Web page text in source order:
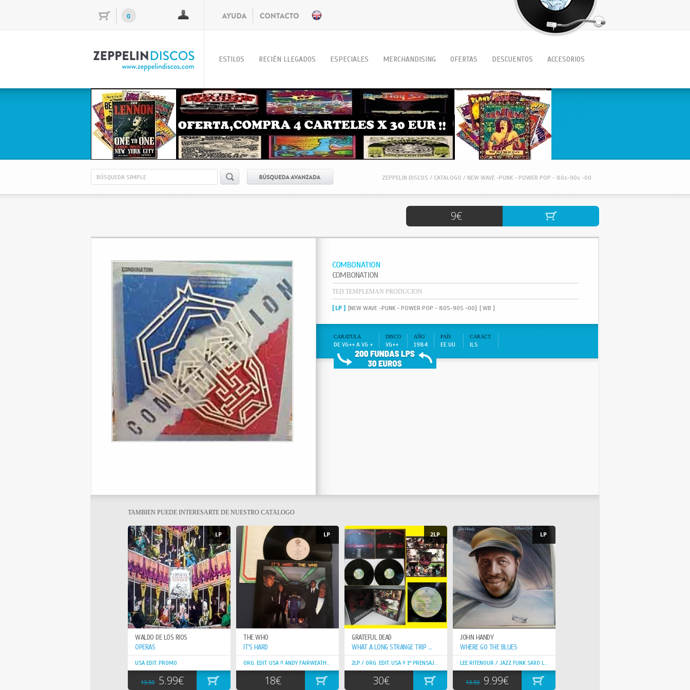
0
ESTILOS RECIÉN LLEGADOS ESPECIALES MERCHANDISING OFERTAS DESCUENTOS ACCESORIOS
ZEPPELIN DISCOS / CATALOGO / NEW WAVE -PUNK - POWER POP - 80s-90s -00
9€
COMBONATION
COMBONATION
TED TEMPLEMAN PRODUCION
[ LP ] [NEW WAVE -PUNK - POWER POP - 80S-90S -00] [ WB ]
CARATULA
DE VG++ A VG +
DISCO
VG++
AÑO
1984
PAÍS
EE.UU.
CARACT.
ILS
TAMBIEN PUEDE INTERESARTE DE NUESTRO CATÁLOGO
LP
WALDO DE LOS RIOS
OPERAS
USA EDIT. PROMO
13.50 5.99€
LP
THE WHO
IT'S HARD
ORG. EDIT. USA !! ANDY FAIRWEATHER !! TOP COPY !!
18€
2LP
GRATEFUL DEAD
WHAT A LONG STRANGE TRIP ...
2LP / ORG. EDIT. USA !! 1º PRENSAJE !! JERRY GARCIA
30€
LP
JOHN HANDY
WHERE GO THE BLUES
LEE RITENOUR / JAZZ FUNK SAXO LEGEND !!
13.50 9.99€